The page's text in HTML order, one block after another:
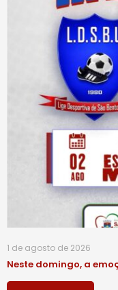
1 de agosto de 2026
Neste domingo, a